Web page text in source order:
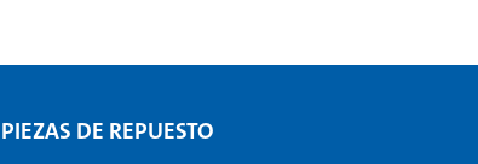
PIEZAS DE REPUESTO